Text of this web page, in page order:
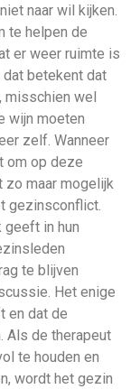
naar wil kijken.
te helpen de
er weer ruimte is
betekent dat
misschien wel
wijn moeten
zelf. Wanneer
om op deze
zo maar mogelijk
gezinsconflict.
geeft in hun
te blijven
Het enige
en dat de
Als de therapeut
te houden en
wordt het gezin